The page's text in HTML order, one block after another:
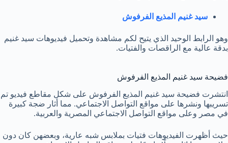
سيد غنيم المذيع الفرفوش
وهو الرابط الوحيد الذي يتيح لكم مشاهدة وتحميل فيديوهات سيد غنيم
بدقة عالية مع الراقصات والفتيات.
فضيحة سيد غنيم المذيع الفرفوش
انتشرت فضيحة سيد غنيم المذيع الفرفوش على شكل مقاطع فيديو تم
تسريبها ونشرها على مواقع التواصل الاجتماعي. مما أثار ضجة كبيرة
في مصر وعلى مواقع التواصل الاجتماعي المصرية والعربية.
حيث أظهرت الفيديوهات فتيات بملابس شبه عارية، وبعضهن كان دون